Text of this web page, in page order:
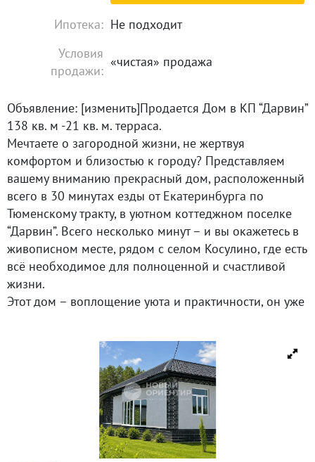
Ипотека: Не подходит
Условия
продажи:
«чистая» продажа
Объявление: [изменить]Продается Дом в КП “Дарвин”
138 кв. м -21 кв. м. терраса.
Мечтаете о загородной жизни, не жертвуя
комфортом и близостью к городу? Представляем
вашему вниманию прекрасный дом, расположенный
всего в 30 минутах езды от Екатеринбурга по
Тюменскому тракту, в уютном коттеджном поселке
“Дарвин”. Всего несколько минут – и вы окажетесь в
живописном месте, рядом с селом Косулино, где есть
всё необходимое для полноценной и счастливой
жизни.
Этот дом – воплощение уюта и практичности, он уже
Продуманное пространство для вашей жизни:
Просторная кухня-гостиная (42,4 кв. м): Сердце дома,
где будет собираться вся семья и друзья. Из этой
светлой и гостеприимной комнаты открывается
выход на благоустроенную террасу, откуда
открывается чарующий вид на лес.